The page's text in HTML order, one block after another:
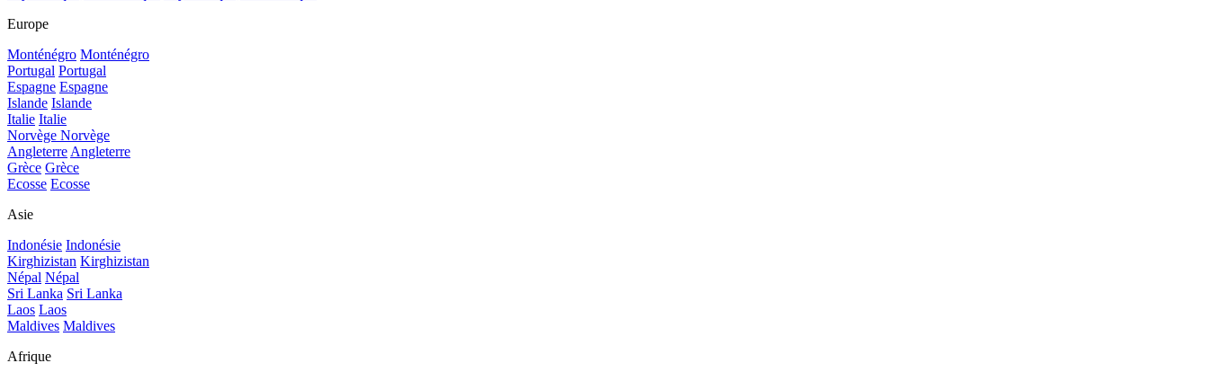
Europe
Monténégro Monténégro
Portugal Portugal
Espagne Espagne
Islande Islande
Italie Italie
Norvège Norvège
AngleterreAngleterre
Grèce Grèce
Ecosse Ecosse
Asie
Indonésie Indonésie
Kirghizistan Kirghizistan
Népal Népal
Sri Lanka Sri Lanka
Laos Laos
Maldives Maldives
Afrique